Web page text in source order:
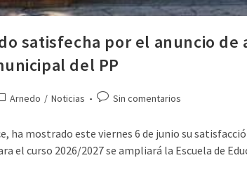
satisfecha por el anuncio
del PP
Arnedo / Noticias Sin comentarios
ha mostrado este viernes 6 de junio su
el curso 2026/2027 se ampliará la Escuela de